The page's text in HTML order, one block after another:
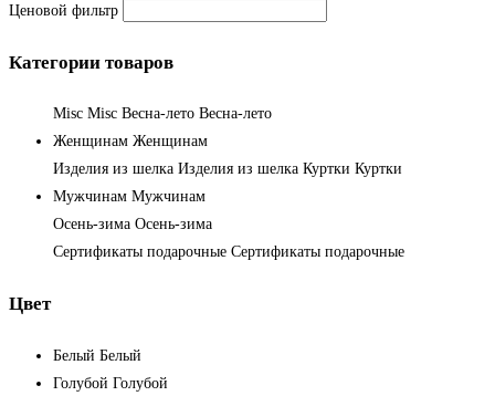
Ценовой фильтр
Категории товаров
Misc Misc Весна-лето Весна-лето
Женщинам Женщинам
Изделия из шелка Изделия из шелка Куртки Куртки
Мужчинам Мужчинам
Осень-зима Осень-зима
Сертификаты подарочные Сертификаты подарочные
Цвет
Белый Белый
Голубой Голубой